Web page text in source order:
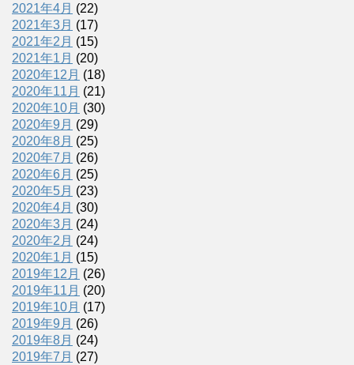
2021年4月 (22)
2021年3月 (17)
2021年2月 (15)
2021年1月 (20)
2020年12月 (18)
2020年11月 (21)
2020年10月 (30)
2020年9月 (29)
2020年8月 (25)
2020年7月 (26)
2020年6月 (25)
2020年5月 (23)
2020年4月 (30)
2020年3月 (24)
2020年2月 (24)
2020年1月 (15)
2019年12月 (26)
2019年11月 (20)
2019年10月 (17)
2019年9月 (26)
2019年8月 (24)
2019年7月 (27)